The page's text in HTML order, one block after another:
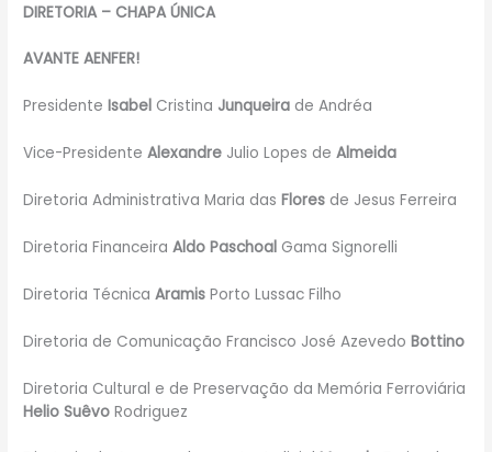
DIRETORIA – CHAPA ÚNICA
AVANTE AENFER!
PresidenteIsabel Cristina Junqueira de Andréa
Vice-PresidenteAlexandre Julio Lopes de Almeida
Diretoria Administrativa Maria dasFlores de Jesus Ferreira
Diretoria FinanceiraAldo Paschoal Gama Signorelli
Diretoria TécnicaAramis Porto Lussac Filho
Diretoria de Comunicação Francisco José AzevedoBottino
Diretoria Cultural e de Preservação da Memória Ferroviária
Helio Suêvo Rodriguez